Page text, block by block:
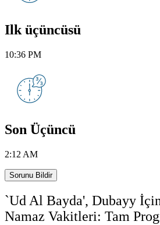
Ilk üçüncüsü
10:36 PM
Son Üçüncü
2:12 AM
Sorunu Bildir
`Ud Al Bayda', Dubayy
Namaz Vakitleri: Tam